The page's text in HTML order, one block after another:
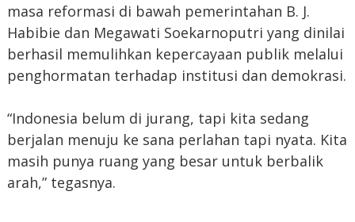
masa reformasi di bawah pemerintahan B. J.
Habibie dan Megawati Soekarnoputri yang dinilai
berhasil memulihkan kepercayaan publik melalui
penghormatan terhadap institusi dan demokrasi.
“Indonesia belum di jurang, tapi kita sedang
berjalan menuju ke sana perlahan tapi nyata. Kita
masih punya ruang yang besar untuk berbalik
arah,” tegasnya.